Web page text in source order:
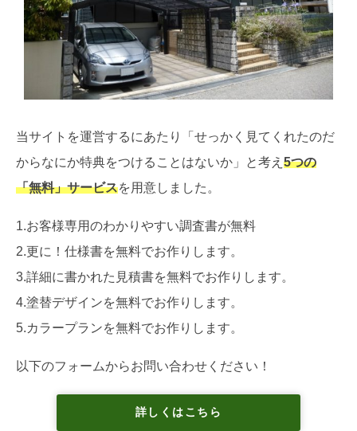
当サイトを運営するにあたり「せっかく見てくれたのだ
からなにか特典をつけることはないか」と考え 5つの
「無料」サービスを用意しました。
1.お客様専用のわかりやすい調査書が無料
2.更に！仕様書を無料でお作りします。
3.詳細に書かれた見積書を無料でお作りします。
4.塗替デザインを無料でお作りします。
5.カラープランを無料でお作りします。
以下のフォームからお問い合わせください！
詳しくはこちら